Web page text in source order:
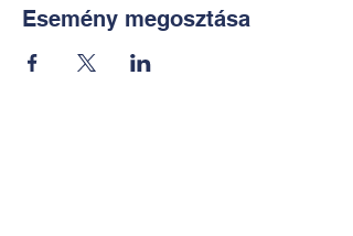
Esemény megosztása